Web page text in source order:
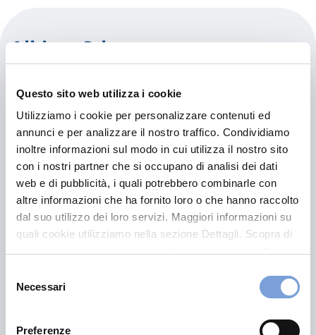
Questo sito web utilizza i cookie
Utilizziamo i cookie per personalizzare contenuti ed
annunci e per analizzare il nostro traffico. Condividiamo
inoltre informazioni sul modo in cui utilizza il nostro sito
con i nostri partner che si occupano di analisi dei dati
web e di pubblicità, i quali potrebbero combinarle con
altre informazioni che ha fornito loro o che hanno raccolto
dal suo utilizzo dei loro servizi. Maggiori informazioni su
quali cookie utilizziamo nella sezione Dettagli. Scopra di
può trovare nel footer del sito nella sezione "Informativa
delNecessari
Preferenze
Albicar Srl
Autorizzata:
OPEL
Via Dell'Artigianato 4
35020 Albignasego (PD)
Indicazioni
0498626735
CARROZZERIA@ALBICAR.IT